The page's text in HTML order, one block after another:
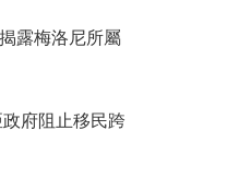
露梅洛尼所屬
府阻止移民跨